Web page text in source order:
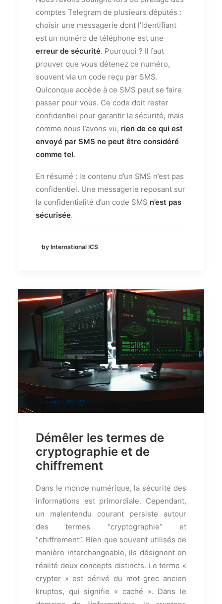
comptes Telegram de plusieurs députés :
choisir une messagerie dont l’identifiant
est un numéro de téléphone est une
erreur de sécurité. Pourquoi ? Il faut
prouver que vous détenez ce numéro,
souvent via un code reçu par SMS.
Quiconque accède à ce SMS peut se faire
passer pour vous. Ce code doit rester
confidentiel pour garantir la sécurité, mais
comme nous l’avons vu, rien de ce qui est
envoyé par SMS ne peut être considéré
comme tel.
En résumé : le contenu d’un SMS n’est pas
confidentiel. Une messagerie reposant sur
la confidentialité d’un code SMS n’est pas
sécurisée.
by International ICS
Démêler les termes de
cryptographie et de
chiffrement
Dans le monde numérique, la sécurité des
informations est primordiale. Cependant,
un malentendu courant persiste autour
des termes “cryptographie” et
“chiffrement”. Bien que souvent utilisés de
manière interchangeable, ils désignent en
réalité deux concepts distincts. Le terme «
crypter » est dérivé du mot grec ancien
kruptos, qui signifie « caché ». Dans le